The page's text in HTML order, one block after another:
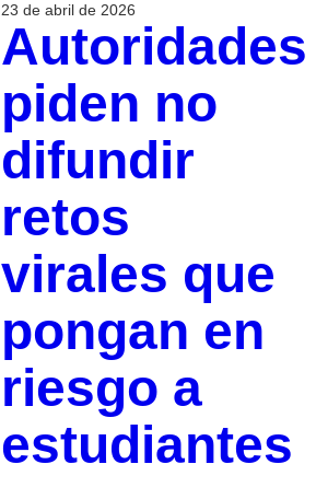
23 de abril de 2026
Autoridades
piden no
difundir
retos
virales que
pongan en
riesgo a
estudiantes